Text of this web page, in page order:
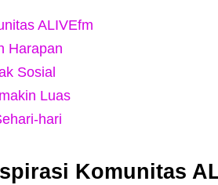
ALIVEfm
Harapan
Sosial
Luas
hari
Komunitas